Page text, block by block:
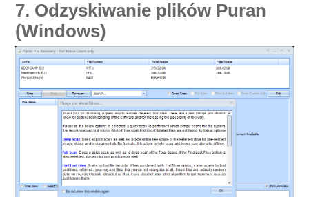
7. Odzyskiwanie plików Puran
(Windows)